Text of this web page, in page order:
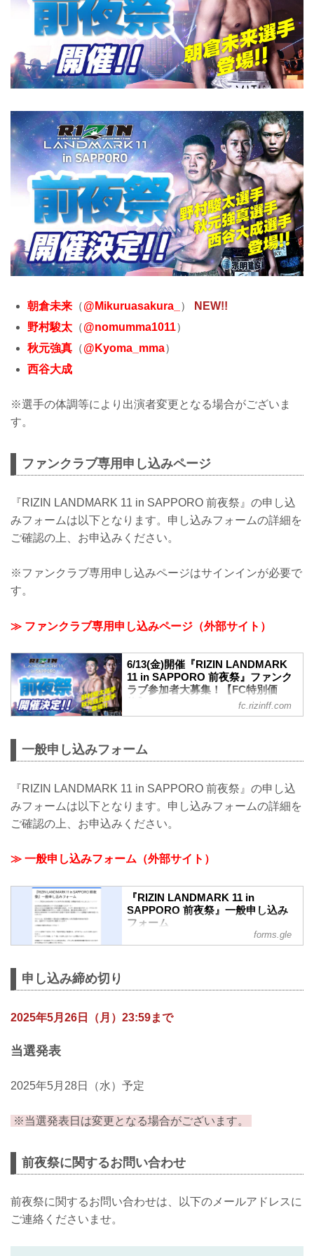
朝倉未来 （@Mikuruasakura_ ）
NEW!!
野村駿太 （@nomumma1011）
秋元強真 （@Kyoma_mma）
西谷大成
※選手の体調等により出演者変更となる場合がございま
す。
ファンクラブ専用申し込みページ
『RIZIN LANDMARK 11 in SAPPORO 前夜祭』の申し込
みフォームは以下となります。申し込みフォームの詳細を
ご確認の上、お申込みください。
※ファンクラブ専用申し込みページはサインインが必要で
す。
≫ ファンクラブ専用申し込みページ（外部サイト）
6/13(金)開催『RIZIN LANDMARK
11 in SAPPORO 前夜祭』ファンク
ラブ参加者大募集！【FC特別価
開催することが決定 ファンクラブ会員様
は特別価格にてご参加いただけます！ フ
ト！皆様のご応募お待ちしております！
※当イベントは抽選にて参加者を決定い
たします。 RIZIN LANDMARK 11 in
SAPPORO 前夜祭 ■開催日時 2025年6月
場所 札幌市内某所（当選者へのみお知ら
せ致します。） ...
fc.rizinff.com
一般申し込みフォーム
『RIZIN LANDMARK 11 in SAPPORO 前夜祭』の申し込
みフォームは以下となります。申し込みフォームの詳細を
ご確認の上、お申込みください。
≫ 一般申し込みフォーム（外部サイト）
『RIZIN LANDMARK 11 in
SAPPORO 前夜祭』一般申し込み
フォーム
＼＼＼『RIZIN LANDMARK 11 in
始め、フェザー級元王者のヴガール・ケ
駆けて前日に前夜祭イベントを開催する
ゲストには、RIZIN男祭りで高木凌との
激...
forms.gle
申し込み締め切り
2025年5月26日（月）23:59まで
当選発表
2025年5月28日（水）予定
※当選発表日は変更となる場合がございます。
前夜祭に関するお問い合わせ
前夜祭に関するお問い合わせは、以下のメールアドレスに
ご連絡くださいませ。